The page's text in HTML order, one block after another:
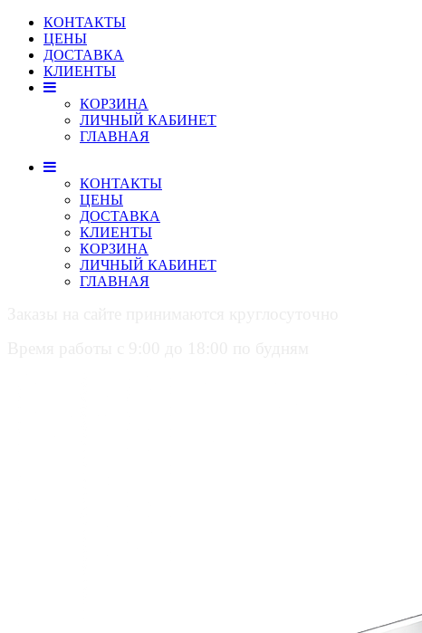
КОНТАКТЫ
ЦЕНЫ
ДОСТАВКА
КЛИЕНТЫ
КОРЗИНА
ЛИЧНЫЙ КАБИНЕТ
ГЛАВНАЯ
КОНТАКТЫ
ЦЕНЫ
ДОСТАВКА
КЛИЕНТЫ
КОРЗИНА
ЛИЧНЫЙ КАБИНЕТ
ГЛАВНАЯ